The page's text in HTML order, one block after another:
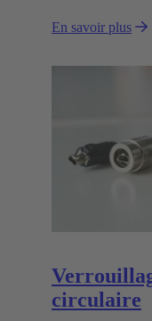
En savoir plus
circulaire